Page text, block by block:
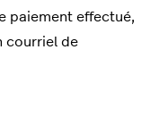
paiement effectué,
courriel de